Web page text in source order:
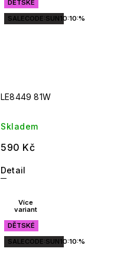
DĚTSKÉ
SALECODE:SUN10:10:%
LE8449 81W
Skladem
590 Kč
Detail
Více
variant
DĚTSKÉ
SALECODE:SUN10:10:%